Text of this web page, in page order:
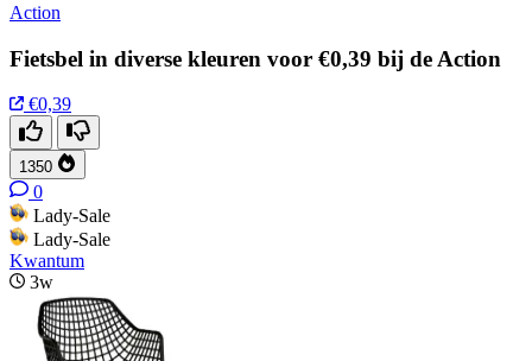
Action
Fietsbel in diverse kleuren voor €0,39 bij de Action
€0,39
1350
0
Lady-Sale
Lady-Sale
Kwantum
3w